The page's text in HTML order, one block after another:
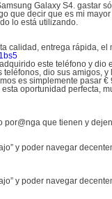
Galaxy S4. gastar
que decir que es mi
lo está utilizando.
entrega rápida,
este teléfono y
dio sus amigos,
es simplemente pasar
oportunidad perfecta,
que tienen y
y poder navegar
y poder navegar